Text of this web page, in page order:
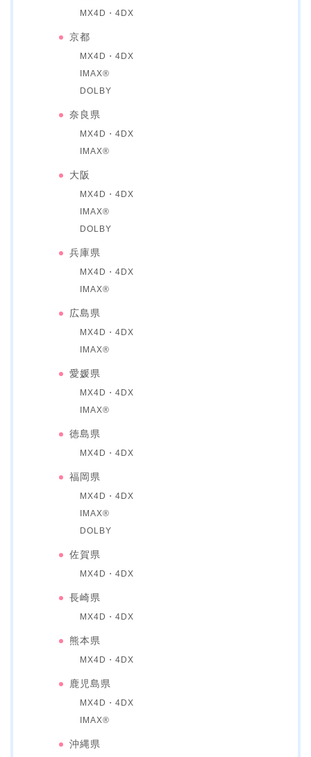
MX4D・4DX
京都
MX4D・4DX
IMAX®
DOLBY
奈良県
MX4D・4DX
IMAX®
大阪
MX4D・4DX
IMAX®
DOLBY
兵庫県
MX4D・4DX
IMAX®
広島県
MX4D・4DX
IMAX®
愛媛県
MX4D・4DX
IMAX®
徳島県
MX4D・4DX
福岡県
MX4D・4DX
IMAX®
DOLBY
佐賀県
MX4D・4DX
長崎県
MX4D・4DX
熊本県
MX4D・4DX
鹿児島県
MX4D・4DX
IMAX®
沖縄県